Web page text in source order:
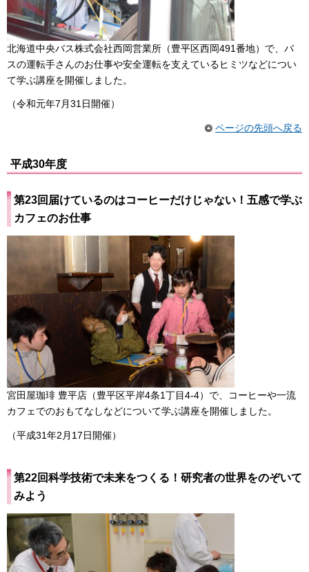
北海道中央バス株式会社西岡営業所（豊平区西岡491番地）で、バ
スの運転手さんのお仕事や安全運転を支えているヒミツなどについ
て学ぶ講座を開催しました。
（令和元年7月31日開催）
ページの先頭へ戻る
平成30年度
第23回届けているのはコーヒーだけじゃない！五感で学ぶ
カフェのお仕事
宮田屋珈琲 豊平店（豊平区平岸4条1丁目4-4）で、コーヒーや一流
カフェでのおもてなしなどについて学ぶ講座を開催しました。
（平成31年2月17日開催）
第22回科学技術で未来をつくる！研究者の世界をのぞいて
みよう